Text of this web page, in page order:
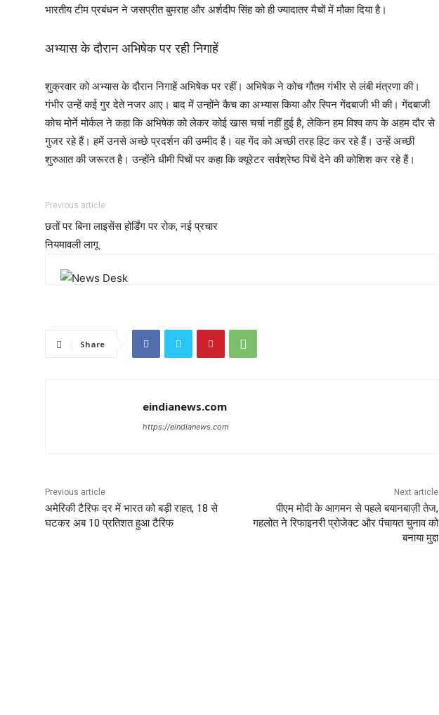
भारतीय टीम प्रबंधन ने जसप्रीत बुमराह और अर्शदीप सिंह को ही ज्यादातर मैचों में मौका दिया है।
अभ्यास के दौरान अभिषेक पर रही निगाहें
शुक्रवार को अभ्यास के दौरान निगाहें अभिषेक पर रहीं। अभिषेक ने कोच गौतम गंभीर से लंबी मंत्रणा की।
गंभीर उन्हें कई गुर देते नजर आए। बाद में उन्होंने कैच का अभ्यास किया और स्पिन गेंदबाजी भी की। गेंदबाजी
कोच मोर्ने मोर्कल ने कहा कि अभिषेक को लेकर कोई खास चर्चा नहीं हुई है, लेकिन हम विश्व कप के अहम दौर से
गुजर रहे हैं। हमें उनसे अच्छे प्रदर्शन की उम्मीद है। वह गेंद को अच्छी तरह हिट कर रहे हैं। उन्हें अच्छी
शुरुआत की जरूरत है। उन्होंने धीमी पिचों पर कहा कि क्यूरेटर सर्वश्रेष्ठ पिचें देने की कोशिश कर रहे हैं।
Previous article
छतों पर बिना लाइसेंस होर्डिंग पर रोक, नई प्रचार
नियमावली लागू
Share
eindianews.com
https://eindianews.com
Previous article
अमेरिकी टैरिफ दर में भारत को बड़ी राहत, 18 से
घटकर अब 10 प्रतिशत हुआ टैरिफ
Next article
पीएम मोदी के आगमन से पहले बयानबाज़ी तेज,
गहलोत ने रिफाइनरी प्रोजेक्ट और पंचायत चुनाव को
बनाया मुद्दा